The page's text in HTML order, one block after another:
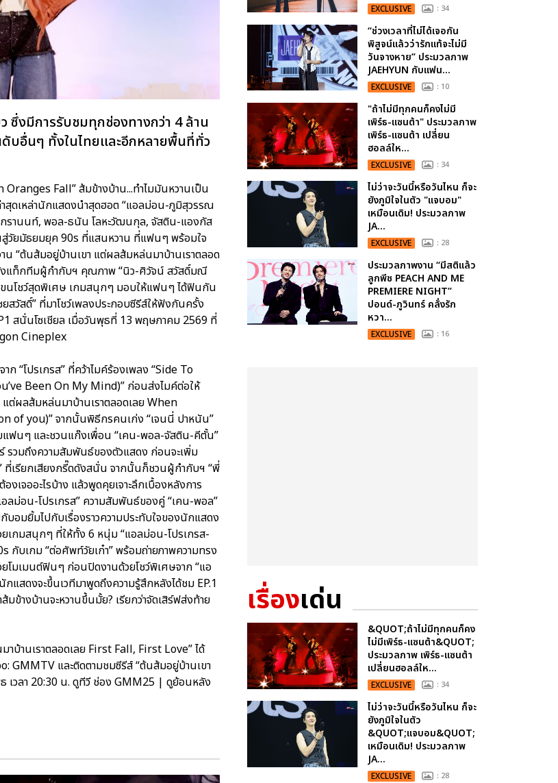
งมีการรับชมทุกช่องทางกว่า 4 ล้าน
บอื่นๆ ทั้งในไทยและอีกหลายพื้นที่ทั่ว
Fall” ส้มข้างบ้าน...ทำไมมันหวานเป็น
สุดเหล่านักแสดงนำสุดฮอต “แอลม่อน-ภูมิสุวรรณ
รานนท์, พอล-ธนัน โลหะวัฒนกุล, จัสติน-แองกัส
ยมัธยมยุค 90s ที่แสนหวาน ที่แฟนๆ พร้อมใจ
“ต้นส้มอยู่บ้านเขา แต่ผลส้มหล่นมาบ้านเราตลอด
แท็กทีมผู้กำกับฯ คุณภาพ “นิว-ศิวัจน์ สวัสดิ์มณี
ขนโชว์สุดพิเศษ เกมสนุกๆ มอบให้แฟนๆ ได้ฟินกัน
สวัสดิ์” ที่มาโชว์เพลงประกอบซีรีส์ให้ฟังกันครั้ง
สนั่นโซเชียล เมื่อวันพุธที่ 13 พฤษภาคม 2569 ที่
Cineplex
“โปรเกรส” ที่คว้าไมค์ร้องเพลง “Side To
Been On My Mind)” ก่อนส่งไมค์ต่อให้
แต่ผลส้มหล่นมาบ้านเราตลอดเลย When
of you)” จากนั้นพิธีกรคนเก่ง “เจนนี่ ปาหนัน”
ฟนๆ และชวนแก๊งเพื่อน “เคน-พอล-จัสติน-คีตั้น”
รวมถึงความสัมพันธ์ของตัวแสดง ก่อนจะเพิ่ม
เรียกเสียงกรี๊ดดังสนั่น จากนั้นก็ชวนผู้กำกับฯ “พี่
จออะไรบ้าง แล้วพูดคุยเจาะลึกเบื้องหลังการ
ลม่อน-โปรเกรส” ความสัมพันธ์ของคู่ “เคน-พอล”
บอมยิ้มไปกับเรื่องราวความประทับใจของนักแสดง
ยเกมสนุกๆ ที่ให้ทั้ง 6 หนุ่ม “แอลม่อน-โปรเกรส-
กับเกม “ต่อศัพท์วัยเก๋า” พร้อมถ่ายภาพความทรง
มเมนต์ฟินๆ ก่อนปิดงานด้วยโชว์พิเศษจาก “แอ
แสดงจะขึ้นเวทีมาพูดถึงความรู้สึกหลังได้ชม EP.1
างบ้านจะหวานขึ้นมั้ย? เรียกว่าจัดเสิร์ฟส่งท้าย
บ้านเราตลอดเลย First Fall, First Love” ได้
และติดตามชมซีรีส์ “ต้นส้มอยู่บ้านเขา
เวลา 20:30 น. ดูทีวี ช่อง GMM25 | ดูย้อนหลัง
EXCLUSIVE : 34
“ช่วงเวลาที่ไม่ได้เจอกัน
พิสูจน์แล้วว่ารักแท้จะไม่มี
วันจางหาย” ประมวลภาพ
JAEHYUN กับแฟน...
EXCLUSIVE : 10
"ถ้าไม่มีทุกคนก็คงไม่มี
เพิร์ธ-แซนต้า" ประมวลภาพ
เพิร์ธ-แซนต้า เปลี่ยน
ฮอลล์ให...
EXCLUSIVE : 34
ไม่ว่าจะวันนี้หรือวันไหน ก็จะ
ยังภูมิใจในตัว "แจบอม"
เหมือนเดิม! ประมวลภาพ
JA...
EXCLUSIVE : 28
ประมวลภาพงาน “มีสติแล้ว
ลูกพีช PEACH AND ME
PREMIERE NIGHT”
ปอนด์-ภูวินทร์ คลั่งรัก
หวา...
EXCLUSIVE : 16
เรื่องเด่น
&QUOT;ถ้าไม่มีทุกคนก็คง
ไม่มีเพิร์ธ-แซนต้า&QUOT;
ประมวลภาพ เพิร์ธ-แซนต้า
เปลี่ยนฮอลล์ให...
EXCLUSIVE : 34
ไม่ว่าจะวันนี้หรือวันไหน ก็จะ
ยังภูมิใจในตัว
&QUOT;แจบอม&QUOT;
เหมือนเดิม! ประมวลภาพ
JA...
EXCLUSIVE : 28